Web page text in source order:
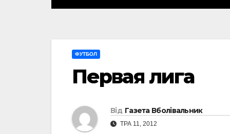
ФУТБОЛ
Первая лига
Від Газета Вболівальник
ТРА 11, 2012